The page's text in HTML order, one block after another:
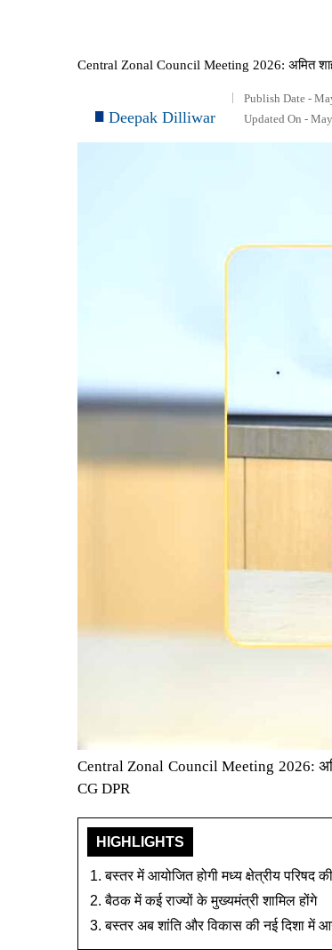
Central Zonal Council Meeting 2026: अमित शाह
Deepak Dilliwar
Publish Date -
Updated On -
Central Zonal Council Meeting 2026:
CG DPR
HIGHLIGHTS
बस्तर में आयोजित होगी मध्य क्षेत्रीय परिषद
बैठक में कई राज्यों के मुख्यमंत्री शामिल होंगे
बस्तर अब शांति और विकास की नई दिशा में